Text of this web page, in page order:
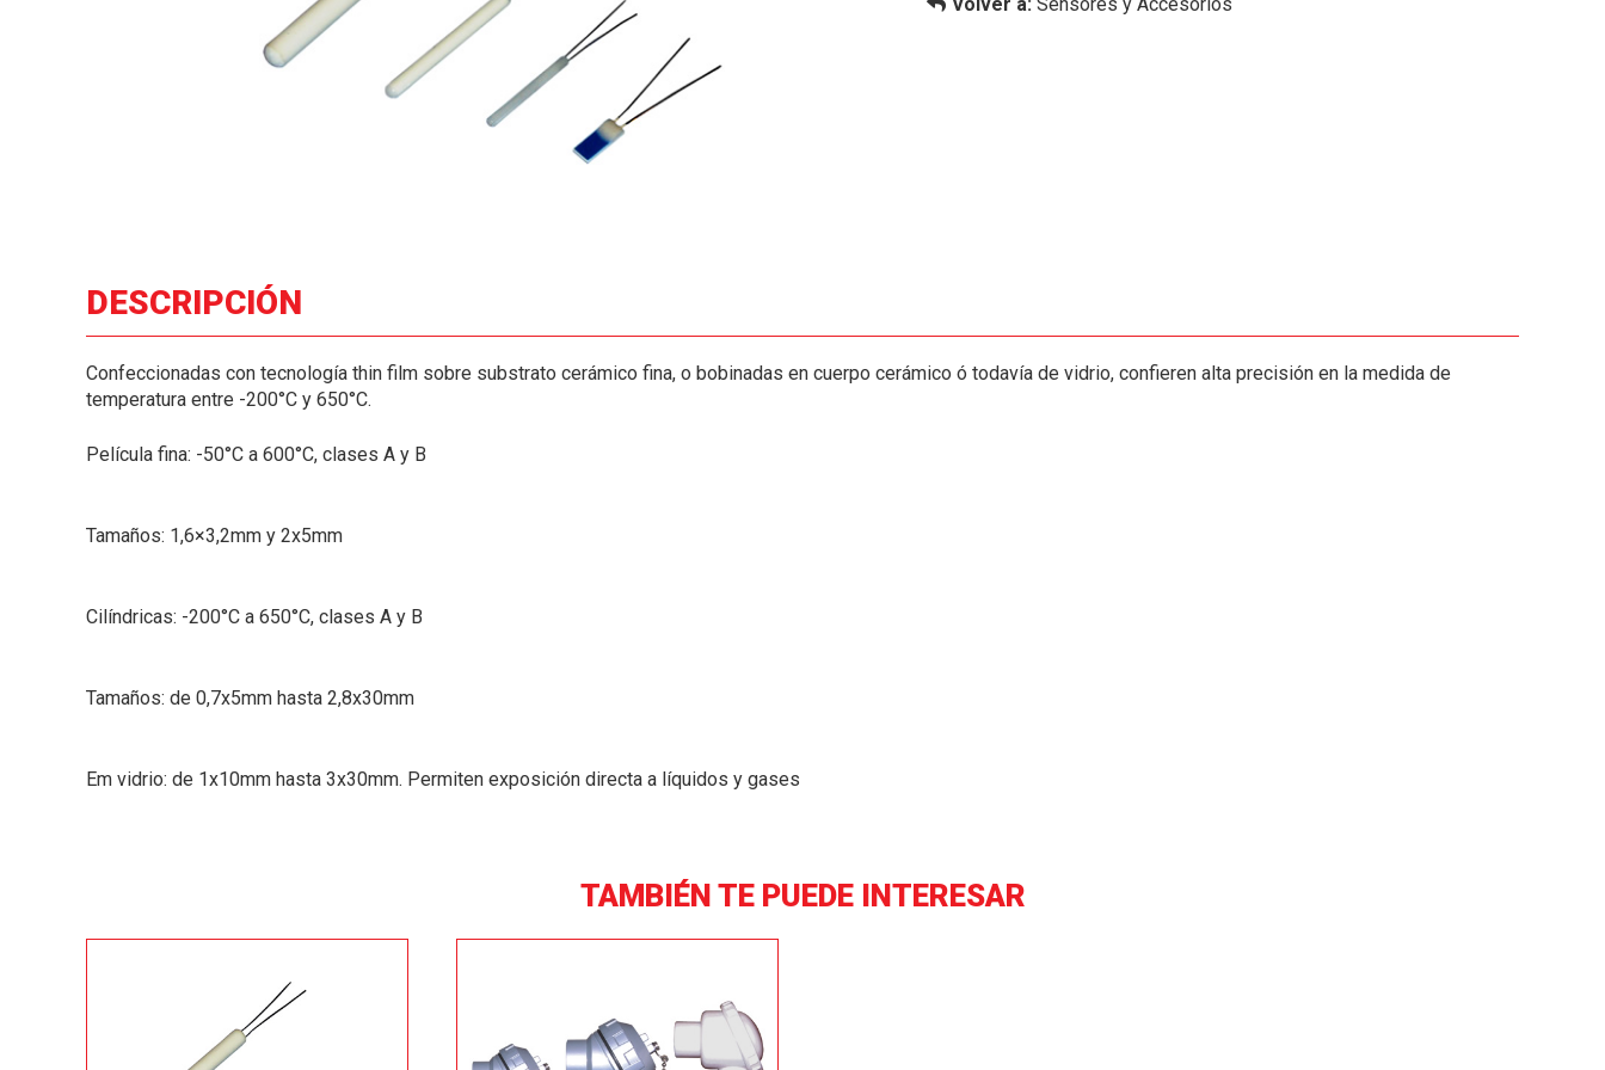
DESCRIPCIÓN
Confeccionadas con tecnología thin film sobre substrato cerámico fina, o bobinadas en cuerpo cerámico ó todavía de vidrio, confieren alta precisión en la medida de
temperatura entre -200°C y 650°C.
Película fina: -50°C a 600°C, clases A y B
Tamaños: 1,6×3,2mm y 2x5mm
Cilíndricas: -200°C a 650°C, clases A y B
Tamaños: de 0,7x5mm hasta 2,8x30mm
Em vidrio: de 1x10mm hasta 3x30mm. Permiten exposición directa a líquidos y gases
TAMBIÉN TE PUEDE INTERESAR